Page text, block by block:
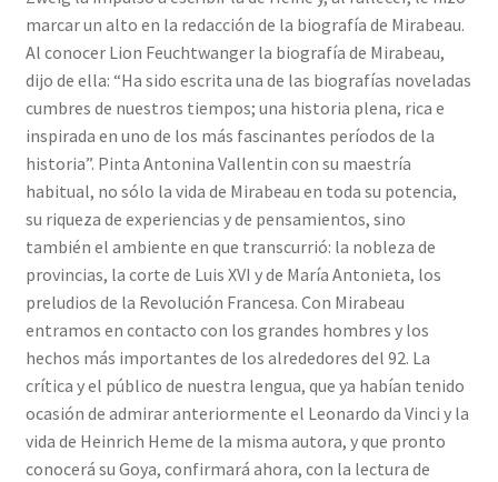
marcar un alto en la redacción de la biografía de Mirabeau.
Al conocer Lion Feuchtwanger la biografía de Mirabeau,
dijo de ella: “Ha sido escrita una de las biografías noveladas
cumbres de nuestros tiempos; una historia plena, rica e
inspirada en uno de los más fascinantes períodos de la
historia”. Pinta Antonina Vallentin con su maestría
habitual, no sólo la vida de Mirabeau en toda su potencia,
su riqueza de experiencias y de pensamientos, sino
también el ambiente en que transcurrió: la nobleza de
provincias, la corte de Luis XVI y de María Antonieta, los
preludios de la Revolución Francesa. Con Mirabeau
entramos en contacto con los grandes hombres y los
hechos más importantes de los alrededores del 92. La
crítica y el público de nuestra lengua, que ya habían tenido
ocasión de admirar anteriormente el Leonardo da Vinci y la
vida de Heinrich Heme de la misma autora, y que pronto
conocerá su Goya, confirmará ahora, con la lectura de